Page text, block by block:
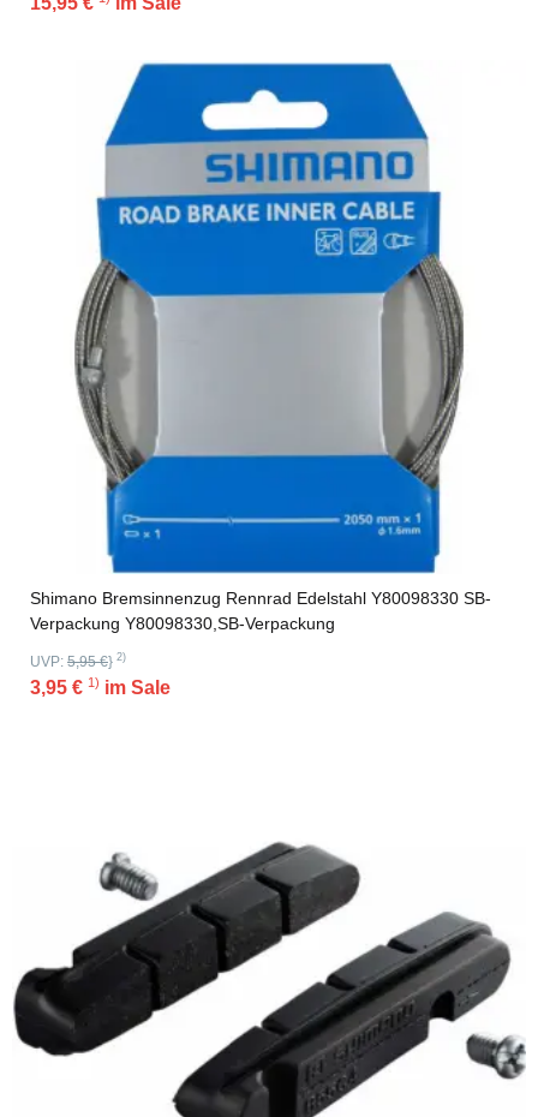
Shimano Bremsinnenzug Rennrad Edelstahl Y80098330 SB-
Verpackung Y80098330,SB-Verpackung
UVP: 5,95 €} 2)
3,95 € 1) im Sale